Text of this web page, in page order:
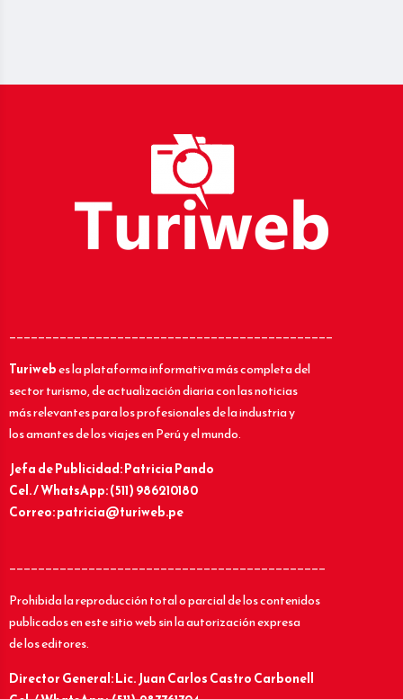
_____________________________________________
Turiwebes la plataforma informativa más completa del
sector turismo, de actualización diaria con las noticias
más relevantes para los profesionales de la industria y
los amantes de los viajes en Perú y el mundo.
Jefa de Publicidad: Patricia Pando
Cel. / WhatsApp: (511) 986210180
Correo: patricia@turiweb.pe
____________________________________________
Prohibida la reproducción total o parcial de los contenidos
publicados en este sitio web sin la autorización expresa
de los editores.
Director General: Lic.Juan Carlos Castro Carbonell